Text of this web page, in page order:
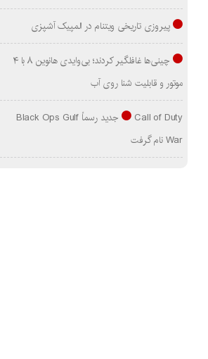
پیروزی تاریخی ویتنام در المپیک آشپزی
چینی‌ها غافلگیر کردند؛ بی‌وایدی هانوین ۸ با ۴
موتور و قابلیت شنا روی آب
Call of Duty جدید رسماً Black Ops Gulf
War نام گرفت